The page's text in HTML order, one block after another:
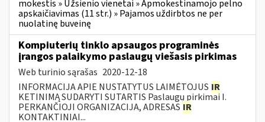
mokestis » Užsienio vienetai » Apmokestinamojo pelno
apskaičiavimas (11 str.) » Pajamos uždirbtos ne per
nuolatinę buveinę
Kompiuterių tinklo apsaugos programinės
įrangos palaikymo paslaugų viešasis pirkimas
Web turinio sąrašas 2020-12-18
INFORMACIJA APIE NUSTATYTUS LAIMĖTOJUS IR
KETINIMĄ SUDARYTI SUTARTIS Paslaugų pirkimai I.
PERKANČIOJI ORGANIZACIJA, ADRESAS IR
KONTAKTINIAI...